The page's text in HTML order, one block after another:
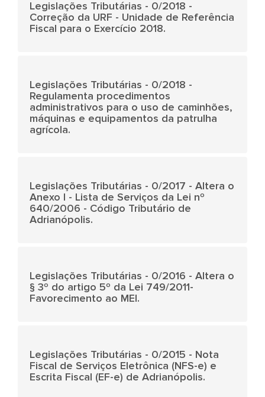
Legislações Tributárias - 0/2018 -
Correção da URF - Unidade de Referência
Fiscal para o Exercício 2018.
Legislações Tributárias - 0/2018 -
Regulamenta procedimentos
administrativos para o uso de caminhões,
máquinas e equipamentos da patrulha
agrícola.
Legislações Tributárias - 0/2017 - Altera o
Anexo I - Lista de Serviços da Lei nº
640/2006 - Código Tributário de
Adrianópolis.
Legislações Tributárias - 0/2016 - Altera o
§ 3º do artigo 5º da Lei 749/2011-
Favorecimento ao MEI.
Legislações Tributárias - 0/2015 - Nota
Fiscal de Serviços Eletrônica (NFS-e) e
Escrita Fiscal (EF-e) de Adrianópolis.